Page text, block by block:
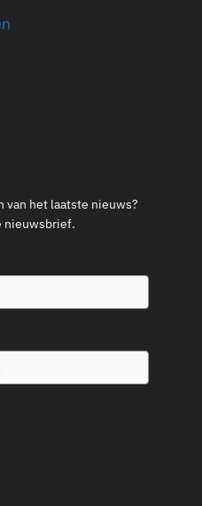
het laatste nieuws?
nieuwsbrief.